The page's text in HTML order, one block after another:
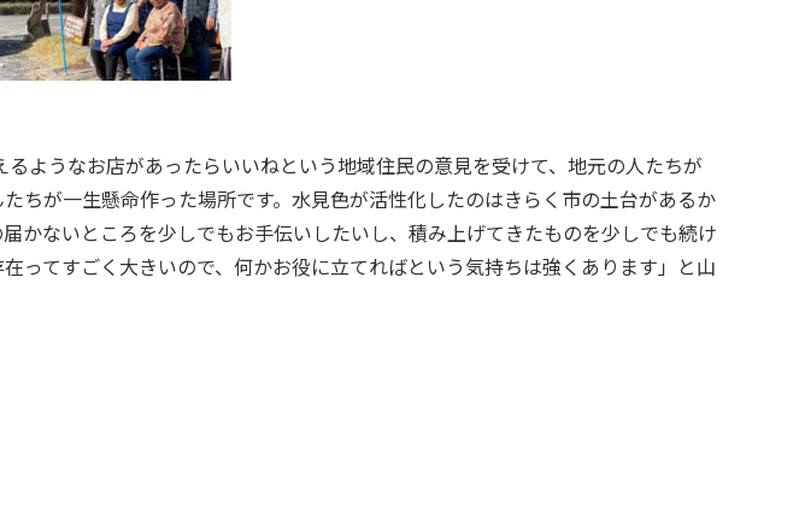
ちが一生懸命作った場所です。水見色が活性化したのはきらく市の土台があるか
かないところを少しでもお手伝いしたいし、積み上げてきたものを少しでも続け
ってすごく大きいので、何かお役に立てればという気持ちは強くあります」と山